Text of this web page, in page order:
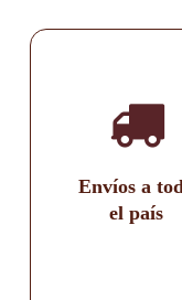
Envíos a
el país